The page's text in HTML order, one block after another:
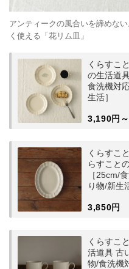
アンティークの風合いを諦めな
く使える「花リム皿」
くらすこ
の生活道
食洗機対
生活］
3,190円～
くらすこ
らすこと
［25cm/
り物/新生
3,850円
くらすこ
活道具 古
物/食洗機